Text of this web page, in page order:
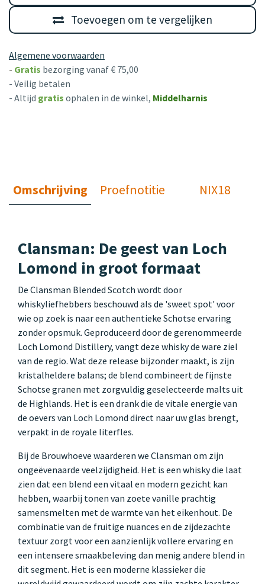
Toevoegen om te vergelijken
Algemene voorwaarden
- Gratis bezorging vanaf € 75,00
- Veilig betalen
- Altijd gratis ophalen in de winkel, Middelharnis
Omschrijving Proefnotitie NIX18
Clansman: De geest van Loch
Lomond in groot formaat
De Clansman Blended Scotch wordt door
whiskyliefhebbers beschouwd als de 'sweet spot' voor
wie op zoek is naar een authentieke Schotse ervaring
zonder opsmuk. Geproduceerd door de gerenommeerde
Loch Lomond Distillery, vangt deze whisky de ware ziel
van de regio. Wat deze release bijzonder maakt, is zijn
kristalheldere balans; de blend combineert de fijnste
Schotse granen met zorgvuldig geselecteerde malts uit
de Highlands. Het is een drank die de vitale energie van
de oevers van Loch Lomond direct naar uw glas brengt,
verpakt in de royale literfles.
Bij de Brouwhoeve waarderen we Clansman om zijn
ongeëvenaarde veelzijdigheid. Het is een whisky die laat
zien dat een blend een vitaal en modern gezicht kan
hebben, waarbij tonen van zoete vanille prachtig
samensmelten met de warmte van het eikenhout. De
combinatie van de fruitige nuances en de zijdezachte
textuur zorgt voor een aanzienlijk vollere ervaring en
een intensere smaakbeleving dan menig andere blend in
dit segment. Het is een moderne klassieker die